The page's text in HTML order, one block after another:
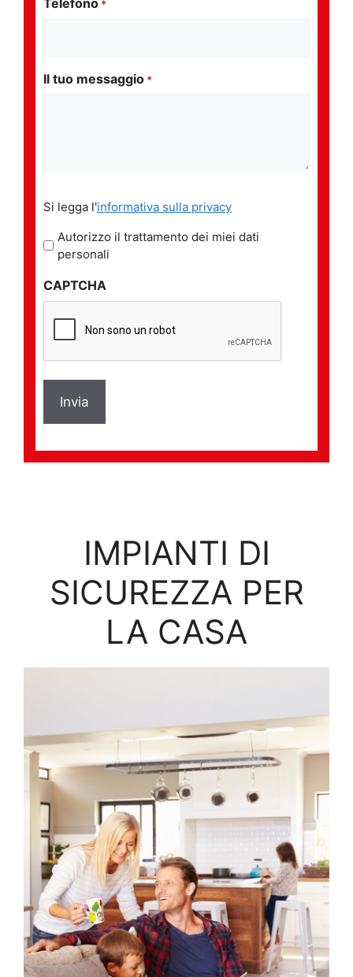
*
Il tuo messaggio *
legga
l'informativa
sulla
*
Si legga l'informativa sulla privacy
Autorizzo il trattamento dei miei dati
personali
CAPTCHA
IMPIANTI DI
SICUREZZA PER
LA CASA